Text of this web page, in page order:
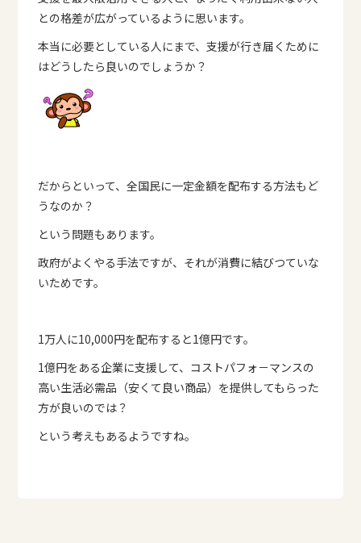
との格差が広がっているように思います。
本当に必要としている人にまで、支援が行き届くために
はどうしたら良いのでしょうか？
だからといって、全国民に一定金額を配布する方法もど
うなのか？
という問題もあります。
政府がよくやる手法ですが、それが消費に結びつていな
いためです。
1万人に10,000円を配布すると1億円です。
1億円をある企業に支援して、コストパフォ－マンスの
高い生活必需品（安くて良い商品）を提供してもらった
方が良いのでは？
という考えもあるようですね。